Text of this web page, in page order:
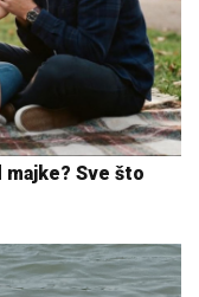
Sve što